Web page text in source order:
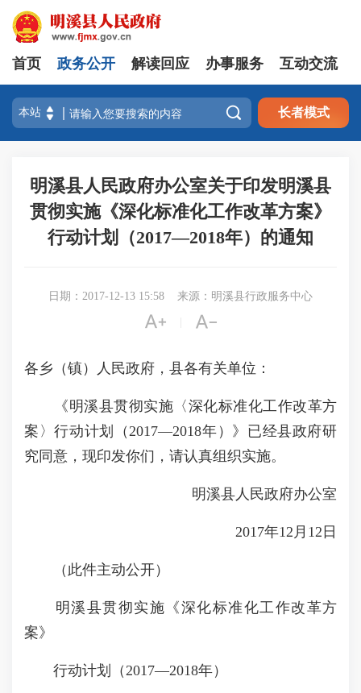
首页 政务公开 解读回应 办事服务 互动交流
 长者模式
明溪县人民政府办公室关于印发明溪县
贯彻实施《深化标准化工作改革方案》
行动计划（2017—2018年）的通知
日期：2017-12-13 15:58 来源：明溪县行政服务中心
 
各乡（镇）人民政府，县各有关单位：
《明溪县贯彻实施〈深化标准化工作改革方
案〉行动计划（2017—2018年）》已经县政府研
究同意，现印发你们，请认真组织实施。
明溪县人民政府办公室
2017年12月12日
（此件主动公开）
明溪县贯彻实施《深化标准化工作改革方
案》
行动计划（2017—2018年）